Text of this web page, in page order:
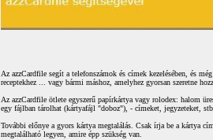
Az azzCardfile segít a telefonszámok és címek kezelésében, és
receptekhez ... vagy bármi máshoz, amelyhez gyorsan szeretne
Az azzCardfile ötlete egyszerű papírkártya vagy rolodex: halom
egy fájlban tárolhat (kártyafájl "doboz"), - címeket, jegyzeteket,
További előnye a gyors kártya megtalálás. Csak írja be a kártya
megtalálható legyen, amire épp szükség van.